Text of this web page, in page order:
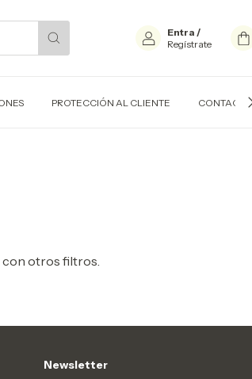
Entra /
Regístrate
PROTECCIÓN AL CLIENTE CONTACTO
con otros filtros.
Newsletter